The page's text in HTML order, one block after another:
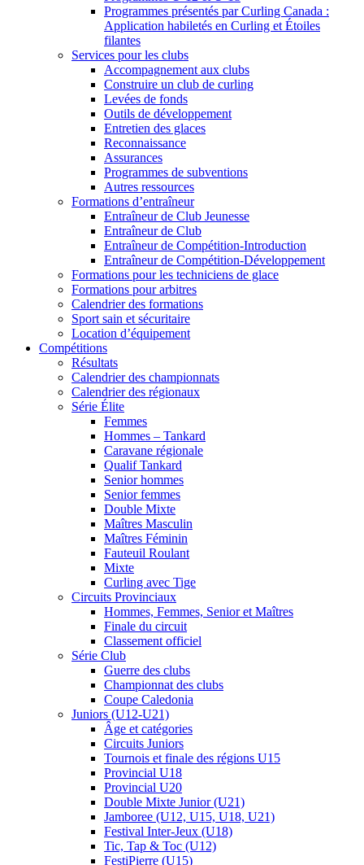
Programmes présentés par Curling Canada :
Application habiletés en Curling et Étoiles
filantes
Services pour les clubs
Accompagnement aux clubs
Construire un club de curling
Levées de fonds
Outils de développement
Entretien des glaces
Reconnaissance
Assurances
Programmes de subventions
Autres ressources
Formations d’entraîneur
Entraîneur de Club Jeunesse
Entraîneur de Club
Entraîneur de Compétition-Introduction
Entraîneur de Compétition-Développement
Formations pour les techniciens de glace
Formations pour arbitres
Calendrier des formations
Sport sain et sécuritaire
Location d’équipement
Compétitions
Résultats
Calendrier des championnats
Calendrier des régionaux
Série Élite
Femmes
Hommes – Tankard
Caravane régionale
Qualif Tankard
Senior hommes
Senior femmes
Double Mixte
Maîtres Masculin
Maîtres Féminin
Fauteuil Roulant
Mixte
Curling avec Tige
Circuits Provinciaux
Hommes, Femmes, Senior et Maîtres
Finale du circuit
Classement officiel
Série Club
Guerre des clubs
Championnat des clubs
Coupe Caledonia
Juniors (U12-U21)
Âge et catégories
Circuits Juniors
Tournois et finale des régions U15
Provincial U18
Provincial U20
Double Mixte Junior (U21)
Jamboree (U12, U15, U18, U21)
Festival Inter-Jeux (U18)
Tic, Tap & Toc (U12)
FestiPierre (U15)